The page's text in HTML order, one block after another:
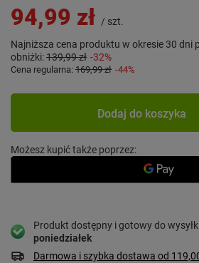
94,99 zł / szt.
Najniższa cena produktu w okresie 30 dni
obniżki:139,99 zł -32%
Cena regularna: 169,99 zł -44%
Dodaj do koszyka
Możesz kupić także poprzez:
Produkt dostępny i gotowy do
poniedziałek
Darmowa i szybka dostawa od